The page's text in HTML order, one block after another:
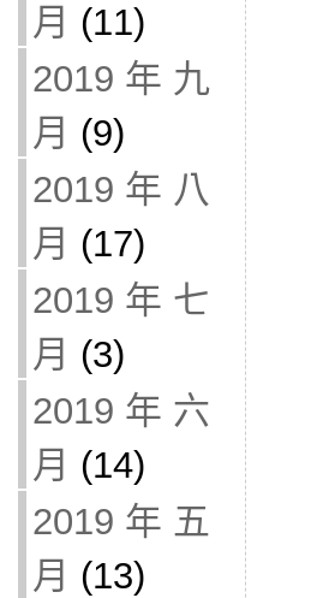
月 (11)
2019 年 九
月 (9)
2019 年 八
月 (17)
2019 年 七
月 (3)
2019 年 六
月 (14)
2019 年 五
月 (13)